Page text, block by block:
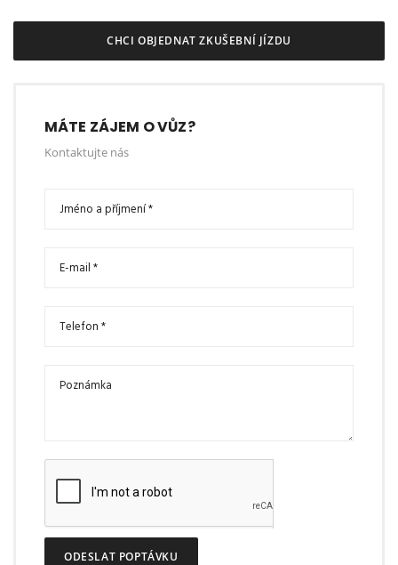
CHCI OBJEDNAT ZKUŠEBNÍ JÍZDU
MÁTE ZÁJEM O VŮZ?
Kontaktujte nás
ODESLAT POPTÁVKU